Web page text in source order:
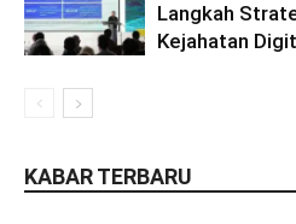
Langkah
Kejahatan
KABAR TERBARU